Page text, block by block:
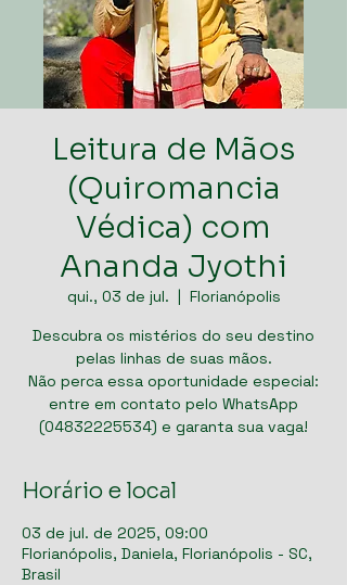
Leitura de Mãos
(Quiromancia
Védica) com
Ananda Jyothi
qui., 03 de jul.
  |
Florianópolis
Descubra os mistérios do seu destino
pelas linhas de suas mãos.
Não perca essa oportunidade especial:
entre em contato pelo WhatsApp
(04832225534) e garanta sua vaga!
Horário e local
03 de jul. de 2025, 09:00
Florianópolis, Daniela, Florianópolis - SC,
Brasil